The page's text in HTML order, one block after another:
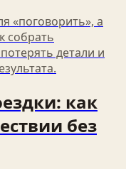
«поговорить», а
собрать
детали и
как
без